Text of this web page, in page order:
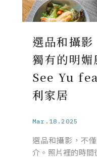
選品和攝
獨有的明
See Yu
利家居
Mar.18.2025
選品和攝影，不
介。照片裡的時